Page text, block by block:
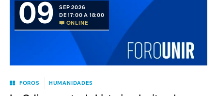
09
SEP 2026
DE 17:00 A 18:00
ONLINE
FOROS HUMANIDADES